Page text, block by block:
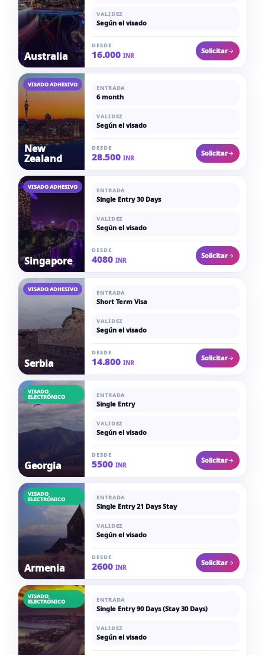
Australia
VALIDEZ
Según el visado
DESDE
16.000 INR
Solicitar
VISADO ADHESIVO
New
Zealand
ENTRADA
6 month
VALIDEZ
Según el visado
DESDE
28.500 INR
Solicitar
VISADO ADHESIVO
Singapore
ENTRADA
Single Entry 30 Days
VALIDEZ
Según el visado
DESDE
4080 INR
Solicitar
VISADO ADHESIVO
Serbia
ENTRADA
Short Term Visa
VALIDEZ
Según el visado
DESDE
14.800 INR
Solicitar
VISADO
ELECTRÓNICO
Georgia
ENTRADA
Single Entry
VALIDEZ
Según el visado
DESDE
5500 INR
Solicitar
VISADO
ELECTRÓNICO
Armenia
ENTRADA
Single Entry 21 Days Stay
VALIDEZ
Según el visado
DESDE
2600 INR
Solicitar
VISADO
ELECTRÓNICO ENTRADA
Single Entry 90 Days (Stay 30 Days)
VALIDEZ
Según el visado